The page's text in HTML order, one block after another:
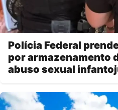
Polícia Federal
por armazenamento
abuso sexual